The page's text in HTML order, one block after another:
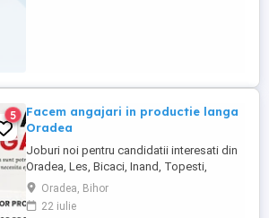
5
Facem angajari in productie langa
Oradea
Joburi noi pentru candidatii interesati din
Oradea, Les, Bicaci, Inand, Topesti,
Dragesti, etc.! Operator productie montaj
Operator productie Responsabilitati: -
gestionarea materialelor, echipamentelor,
Oradea, Bihor
22 iulie